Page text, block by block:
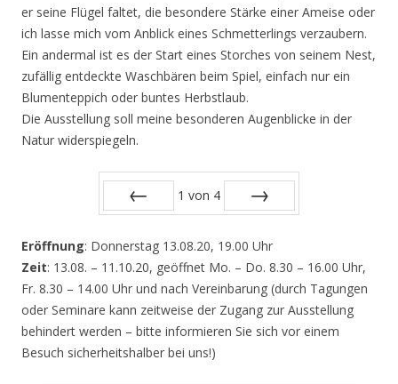
er seine Flügel faltet, die besondere Stärke einer Ameise oder
ich lasse mich vom Anblick eines Schmetterlings verzaubern.
Ein andermal ist es der Start eines Storches von seinem Nest,
zufällig entdeckte Waschbären beim Spiel, einfach nur ein
Blumenteppich oder buntes Herbstlaub.
Die Ausstellung soll meine besonderen Augenblicke in der
Natur widerspiegeln.
1 von 4
Eröffnung: Donnerstag 13.08.20, 19.00 Uhr
Zeit: 13.08. – 11.10.20, geöffnet Mo. – Do. 8.30 – 16.00 Uhr,
Fr. 8.30 – 14.00 Uhr und nach Vereinbarung (durch Tagungen
oder Seminare kann zeitweise der Zugang zur Ausstellung
behindert werden – bitte informieren Sie sich vor einem
Besuch sicherheitshalber bei uns!)